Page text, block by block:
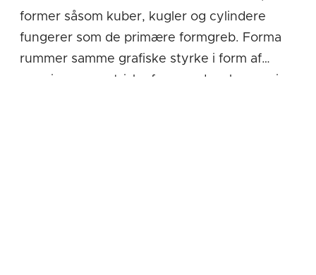
former såsom kuber, kugler og cylindere
fungerer som de primære formgreb. Forma
rummer samme grafiske styrke i form af
massive geometriske former, der skærer sig